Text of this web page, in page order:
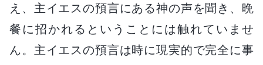
え、主イエスの預言にある神の声を聞き、晩
餐に招かれるということには触れていませ
ん。主イエスの預言は時に現実的で完全に事